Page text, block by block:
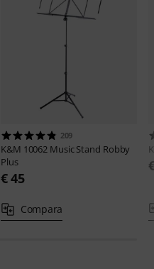
209
K&M 10062 Music Stand Robby
Plus
€ 45
Compara